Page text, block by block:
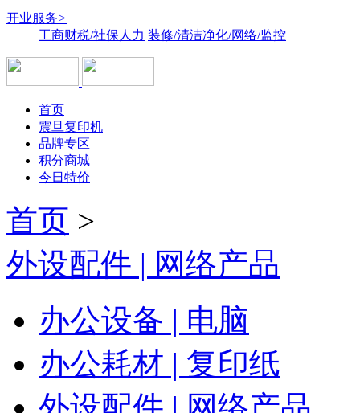
开业服务>
工商财税/社保人力 装修/清洁净化/网络/监控
首页
震旦复印机
品牌专区
积分商城
今日特价
首页 >
外设配件 | 网络产品
办公设备 | 电脑
办公耗材 | 复印纸